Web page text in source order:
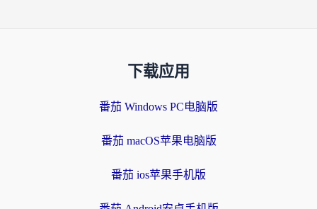
下载应用
番茄 Windows PC电脑版
番茄 macOS苹果电脑版
番茄 ios苹果手机版